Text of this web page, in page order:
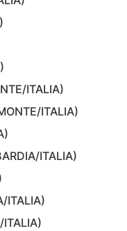
ITALIA)
ITALIA)
ITALIA)
ITALIA)
ITALIA)